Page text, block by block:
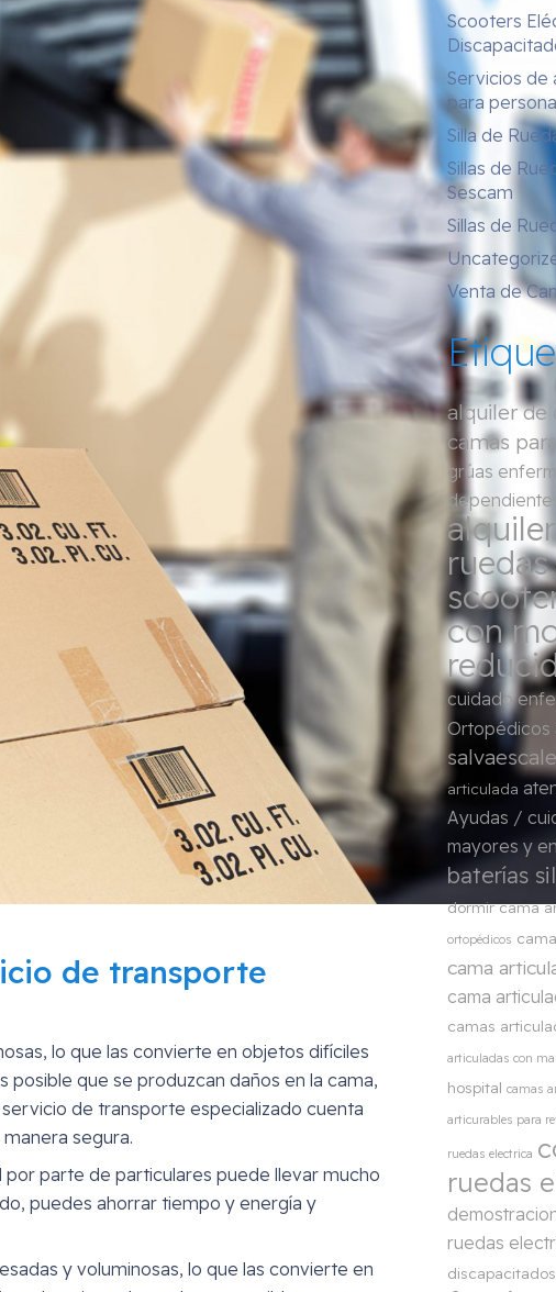
de transporte
lo que las convierte en objetos difíciles
posible que se produzcan daños en la cama,
de transporte especializado cuenta
segura.
parte de particulares puede llevar mucho
puedes ahorrar tiempo y energía y
y voluminosas, lo que las convierte en
Scooters
Servicios de
para
Silla de
Sillas de
Sescam
Sillas de
Venta de
alquiler de
camas
grúas
con
cuidado
Ortopédicos
articulada
Ayudas /
mayores y
baterías
dormir cama
ortopédicos
cama
cama
camas
articuladas con
hospital camas
articurables para
ruedas electrica
ruedas
ruedas